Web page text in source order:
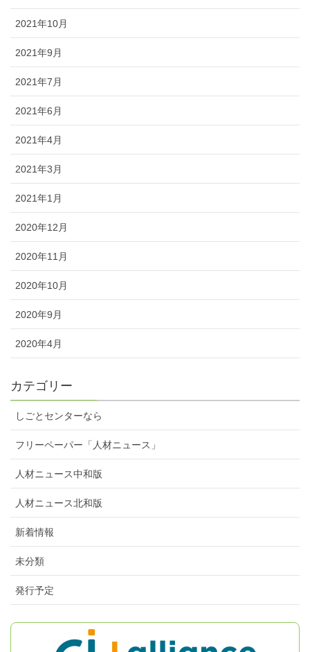
2021年10月
2021年9月
2021年7月
2021年6月
2021年4月
2021年3月
2021年1月
2020年12月
2020年11月
2020年10月
2020年9月
2020年4月
カテゴリー
しごとセンターなら
フリーペーパー「人材ニュース」
人材ニュース中和版
人材ニュース北和版
新着情報
未分類
発行予定